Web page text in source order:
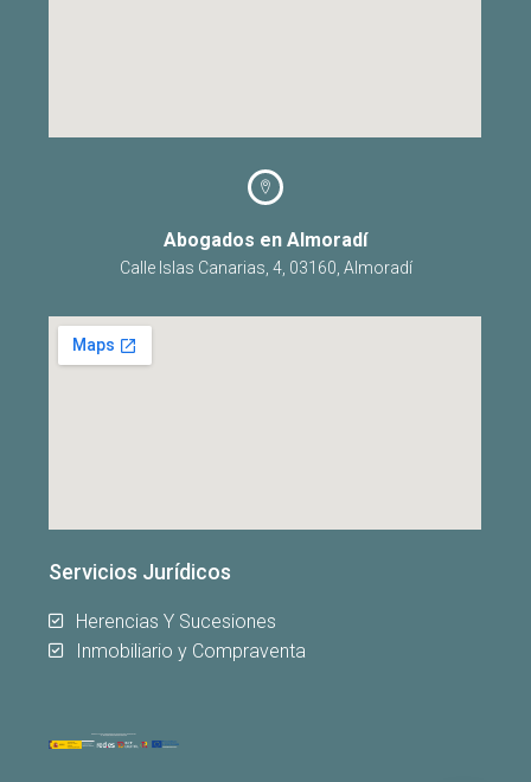
Abogados en Almoradí
Calle Islas Canarias, 4, 03160, Almoradí
Servicios Jurídicos
Herencias Y Sucesiones
Inmobiliario y Compraventa